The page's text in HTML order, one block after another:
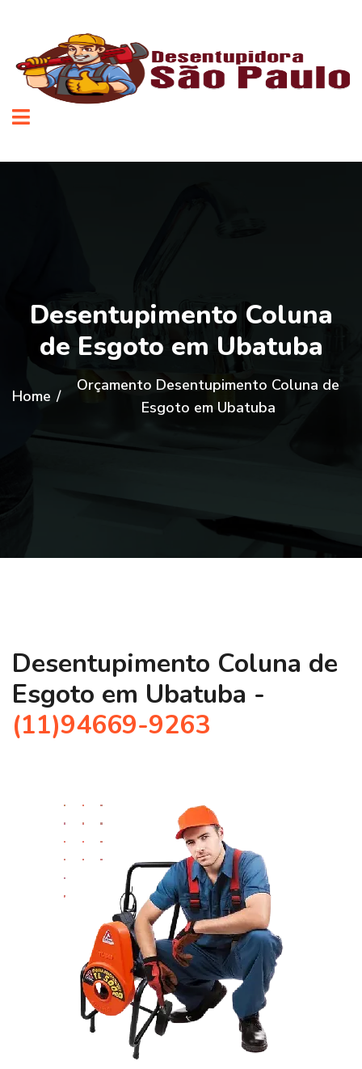
Desentupimento Coluna
de Esgoto em Ubatuba
Home /
Orçamento Desentupimento Coluna de
Esgoto em Ubatuba
Desentupimento Coluna de
Esgoto em Ubatuba -
(11)94669-9263